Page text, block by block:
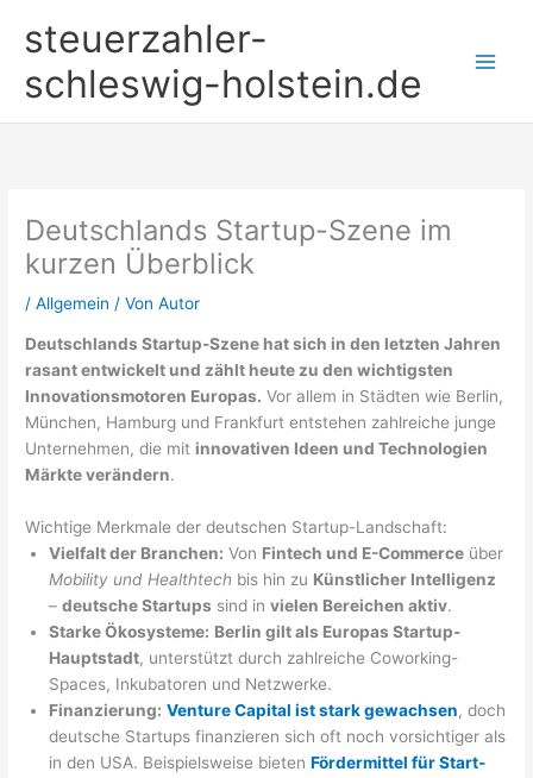
Inhaltsteuerzahler-
schleswig-holstein.de
Deutschlands Startup-Szene im
kurzen Überblick
/Allgemein / VonAutor
Deutschlands Startup-Szene hat sich in den letzten Jahren
rasant entwickelt und zählt heute zu den wichtigsten
Innovationsmotoren Europas. Vor allem in Städten wie Berlin,
München, Hamburg und Frankfurt entstehen zahlreiche junge
Unternehmen, die mit innovativen Ideen und Technologien
Märkte verändern.
Wichtige Merkmale der deutschen Startup-Landschaft:
Vielfalt der Branchen: Von Fintech und E-Commerce über
Mobility und Healthtech bis hin zu Künstlicher Intelligenz
–deutsche Startups sind invielen Bereichen aktiv.
Starke Ökosysteme: Berlin gilt als Europas Startup-
Hauptstadt, unterstützt durch zahlreiche Coworking-
Spaces, Inkubatoren und Netzwerke.
Finanzierung: Venture Capital ist stark gewachsen, doch
deutsche Startups finanzieren sich oft noch vorsichtiger als
in den USA. Beispielsweise bietenFördermittel für Start-